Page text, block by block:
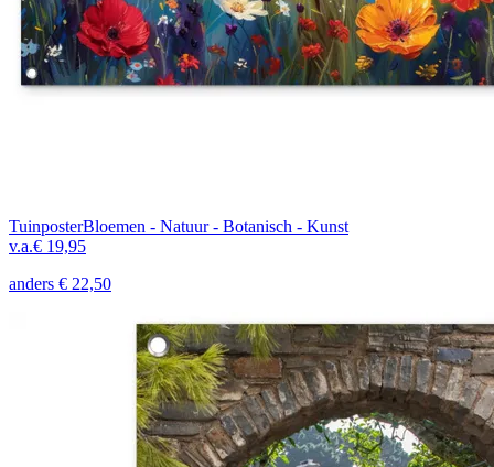
TuinposterBloemen - Natuur - Botanisch - Kunst
v.a.€ 19,95
anders € 22,50